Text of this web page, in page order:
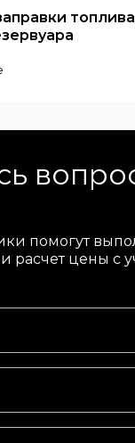
помогут
расчет цены с